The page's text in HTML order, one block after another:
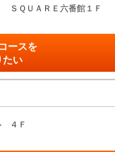
ＱＵＡＲＥ六番館１Ｆ
ースを
たい
４Ｆ